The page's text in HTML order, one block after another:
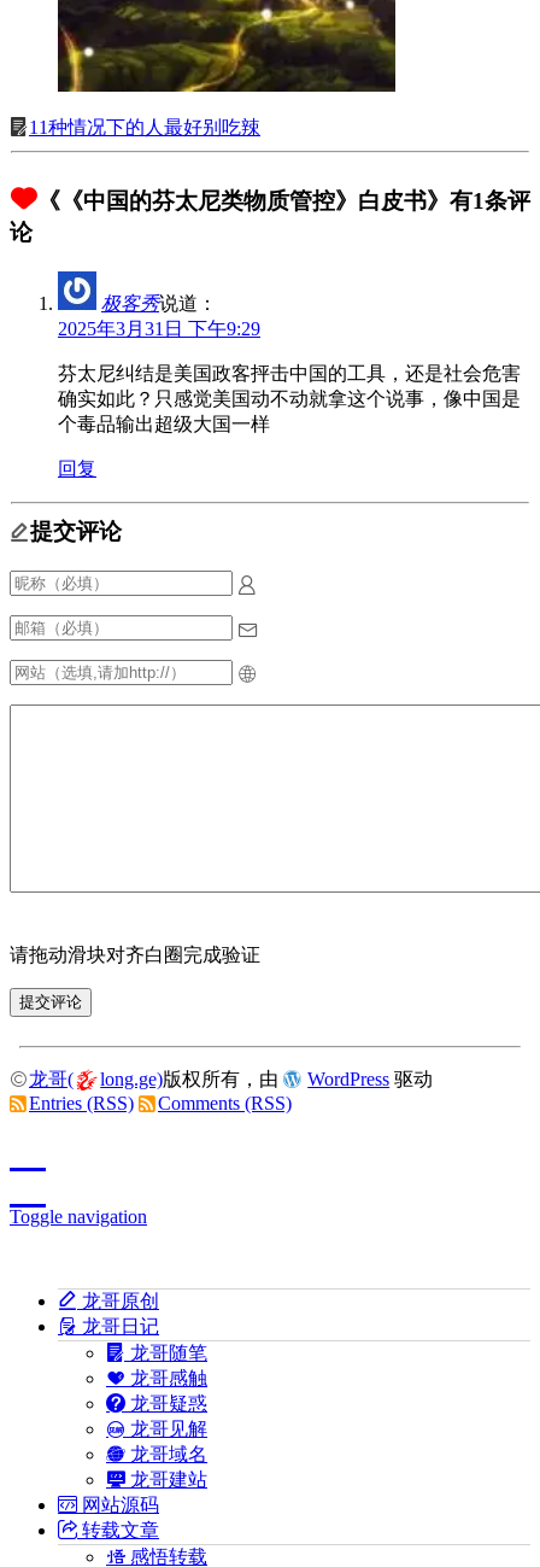
《《中国的芬太尼类物质管控》白皮书》有1条评
论
极客秀说道：
2025年3月31日 下午9:29
芬太尼纠结是美国政客抨击中国的工具，还是社会危害
确实如此？只感觉美国动不动就拿这个说事，像中国是
个毒品输出超级大国一样
回复
提交评论
请拖动滑块对齐白圈完成验证
11种情况下的人最好别吃辣
龙哥( long.ge)版权所有，由 WordPress 驱动
Entries (RSS)
Comments (RSS)
Toggle navigation
龙哥原创
龙哥日记
龙哥随笔
龙哥感触
龙哥疑惑
龙哥见解
龙哥域名
龙哥建站
网站源码
转载文章
感悟转载